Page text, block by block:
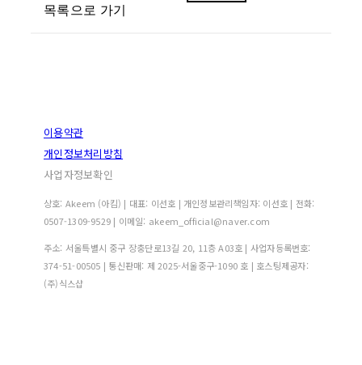
목록으로 가기
이용약관
개인정보처리방침
사업자정보확인
상호: Akeem (아킴) | 대표: 이선호 | 개인정보관리책임자: 이선호 | 전화:
0507-1309-9529 | 이메일: akeem_official@naver.com
주소: 서울특별시 중구 장충단로13길 20, 11층 A03호 | 사업자등록번호:
374-51-00505 | 통신판매: 제 2025-서울중구-1090 호 | 호스팅제공자:
(주)식스샵